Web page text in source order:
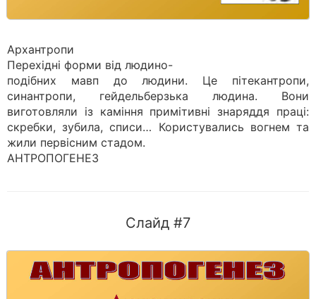
Архантропи
Перехідні форми від людино-
подібних мавп до людини. Це пітекантропи,
синантропи, гейдельберзька людина. Вони
виготовляли із каміння примітивні знаряддя праці:
скребки, зубила, списи… Користувались вогнем та
жили первісним стадом.
АНТРОПОГЕНЕЗ
Слайд #7